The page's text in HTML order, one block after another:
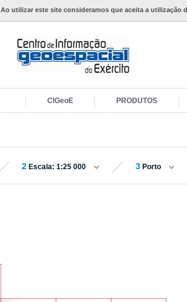
Ao utilizar este site consideramos que aceita a utilização
CIGeoE PRODUTOS
2 Escala: 1:25 000 3 Porto